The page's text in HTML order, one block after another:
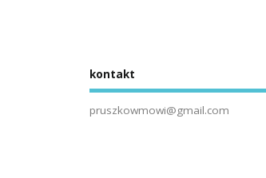
kontakt
pruszkowmowi@gmail.com